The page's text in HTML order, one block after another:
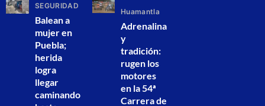
SEGURIDAD
Balean a
mujer en
Puebla;
herida
logra
llegar
caminando
Huamantla
Adrenalina
y
tradición:
rugen los
motores
en la 54ª
Carrera de